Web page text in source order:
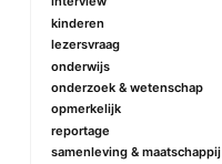
kinderen
lezersvraag
onderwijs
onderzoek & wetenschap
opmerkelijk
reportage
samenleving & maatschappij